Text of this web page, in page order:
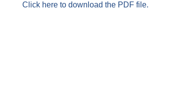
Click here to download the PDF file.